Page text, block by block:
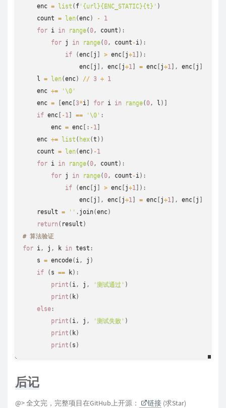
    enc
= list ( f '{url}{ENC_STATIC}{t}' )
    count
= len(enc) -
1
for i in range(0, count ) :
for j in range(0, count -i) :
if
(enc [ j ] > enc [ j+1] ) :
                enc
[ j ] , enc [ j+1] = enc [ j+1] , enc [ j ]
    l
= len(enc) // 3 + 1
    enc
+=
'\0'
    enc
= [enc [ 3*i] for i in range(0, l ) ]
if enc [ -1] == '\0' :
        enc
= enc [ : -1]
    enc
+= list ( hex(t ) )
    count
= len(enc) -1
for i in range(0, count ) :
for j in range(0, count -i) :
if
(enc [ j ] > enc [ j+1] ) :
                enc
[ j ] , enc [ j+1] = enc [ j+1] , enc [ j ]
    result
= '' . join(enc)
return( result )
# 算法验证
for i, j , k in test :
    s
= encode( i, j )
if
( s == k) :
print ( i, j , '测试通过' )
print ( k)
else:
print ( i, j , '测试失败' )
print ( k)
print ( s )
后记
@> 全文完，完整项目在GitHub上开源： 链接 (求Star)